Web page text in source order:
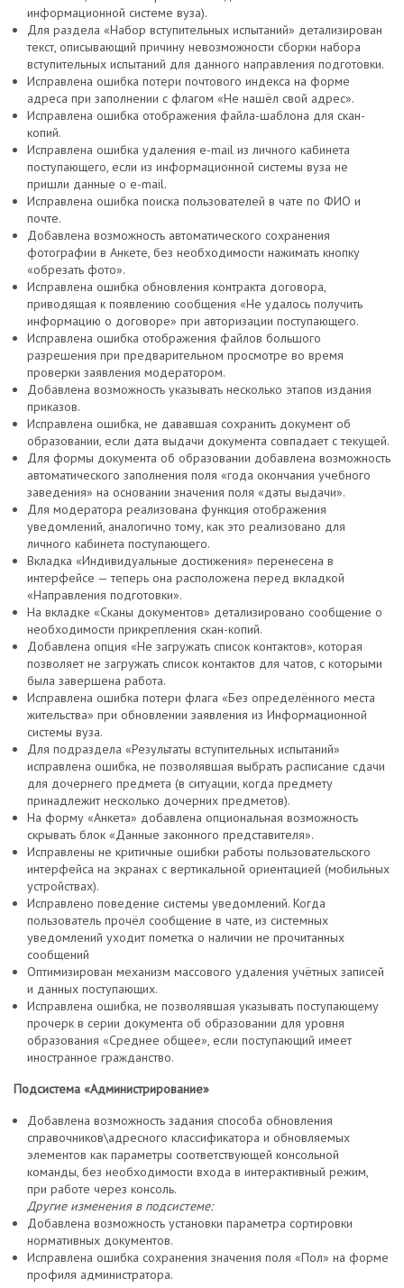
информационной системе вуза).
Для раздела «Набор вступительных испытаний» детализирован
текст, описывающий причину невозможности сборки набора
вступительных испытаний для данного направления подготовки.
Исправлена ошибка потери почтового индекса на форме
адреса при заполнении с флагом «Не нашёл свой адрес».
Исправлена ошибка отображения файла-шаблона для скан-
копий.
Исправлена ошибка удаления e-mail из личного кабинета
поступающего, если из информационной системы вуза не
пришли данные о e-mail.
Исправлена ошибка поиска пользователей в чате по ФИО и
почте.
Добавлена возможность автоматического сохранения
фотографии в Анкете, без необходимости нажимать кнопку
«обрезать фото».
Исправлена ошибка обновления контракта договора,
приводящая к появлению сообщения «Не удалось получить
информацию о договоре» при авторизации поступающего.
Исправлена ошибка отображения файлов большого
разрешения при предварительном просмотре во время
проверки заявления модератором.
Добавлена возможность указывать несколько этапов издания
приказов.
Исправлена ошибка, не дававшая сохранить документ об
образовании, если дата выдачи документа совпадает с текущей.
Для формы документа об образовании добавлена возможность
автоматического заполнения поля «года окончания учебного
заведения» на основании значения поля «даты выдачи».
Для модератора реализована функция отображения
уведомлений, аналогично тому, как это реализовано для
личного кабинета поступающего.
Вкладка «Индивидуальные достижения» перенесена в
интерфейсе — теперь она расположена перед вкладкой
«Направления подготовки».
На вкладке «Сканы документов» детализировано сообщение о
необходимости прикрепления скан-копий.
Добавлена опция «Не загружать список контактов», которая
позволяет не загружать список контактов для чатов, с которыми
была завершена работа.
Исправлена ошибка потери флага «Без определённого места
жительства» при обновлении заявления из Информационной
системы вуза.
Для подраздела «Результаты вступительных испытаний»
исправлена ошибка, не позволявшая выбрать расписание сдачи
для дочернего предмета (в ситуации, когда предмету
принадлежит несколько дочерних предметов).
На форму «Анкета» добавлена опциональная возможность
скрывать блок «Данные законного представителя».
Исправлены не критичные ошибки работы пользовательского
интерфейса на экранах с вертикальной ориентацией (мобильных
устройствах).
Исправлено поведение системы уведомлений. Когда
пользователь прочёл сообщение в чате, из системных
уведомлений уходит пометка о наличии не прочитанных
сообщений
Оптимизирован механизм массового удаления учётных записей
и данных поступающих.
Исправлена ошибка, не позволявшая указывать поступающему
прочерк в серии документа об образовании для уровня
образования «Среднее общее», если поступающий имеет
иностранное гражданство.
Подсистема «Администрирование»
Добавлена возможность задания способа обновления
справочников\адресного классификатора и обновляемых
элементов как параметры соответствующей консольной
команды, без необходимости входа в интерактивный режим,
при работе через консоль.
Другие изменения в подсистеме:
Добавлена возможность установки параметра сортировки
нормативных документов.
Исправлена ошибка сохранения значения поля «Пол» на форме
профиля администратора.